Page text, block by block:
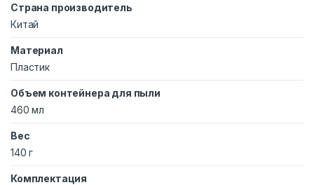
Страна производитель
Китай
Материал
Пластик
Объем контейнера для пыли
460 мл
Вес
140 г
Комплектация